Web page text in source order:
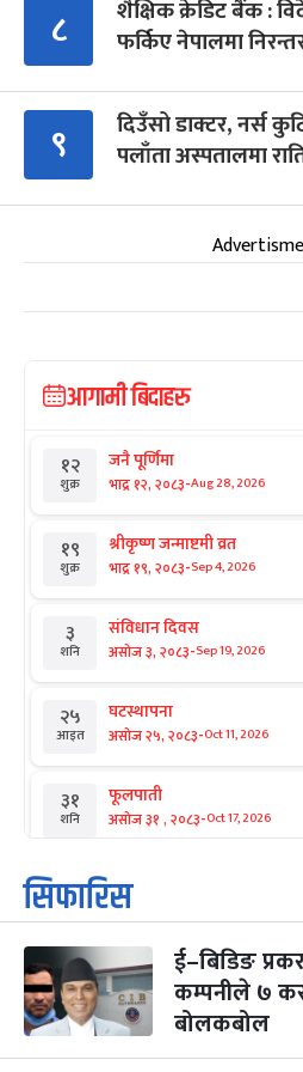
८
शैक्षिक क्रेडिट बैंक :
फर्किए नेपालमा
९
दिउँसो डाक्टर, नर्स
पलाँता अस्पतालमा
आगामी बिदाहरु
१२
शुक्र
जनै पूर्णिमा
भाद्र १२, २०८३-Aug 28, 2026
१९
शुक्र
श्रीकृष्ण जन्माष्टमी व्रत
भाद्र १९, २०८३-Sep 4, 2026
३
शनि
संविधान दिवस
असोज ३, २०८३-Sep 19, 2026
२५
आइत
घटस्थापना
असोज २५, २०८३-Oct 11, 2026
३१
शनि
फूलपाती
असोज ३१ , २०८३-Oct 17, 2026
१
आइत
कार्तिक सङ्क्रान्ति
कार्तिक १, २०८३
३
मंगल
महानवमी
कार्तिक ३, २०८३-Oct 20, 2026
४
सिफारिस
ई–बिडिङ
कम्पनीले ७
बोलकबोल